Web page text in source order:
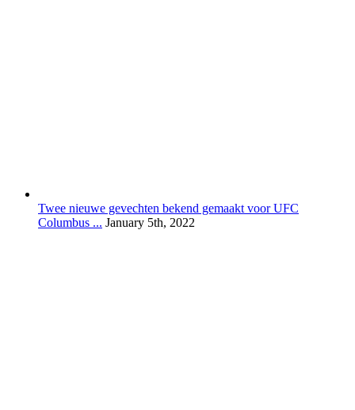
Twee nieuwe gevechten bekend gemaakt voor UFC
Columbus ... January 5th, 2022